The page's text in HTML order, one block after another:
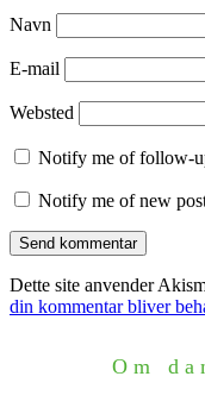
Navn
E-mail
Websted
Notify me of follow-
Notify me of new
Dette site anvender
din kommentar bliver
Om